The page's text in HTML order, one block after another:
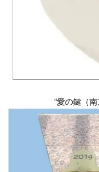
“愛の鍵（南